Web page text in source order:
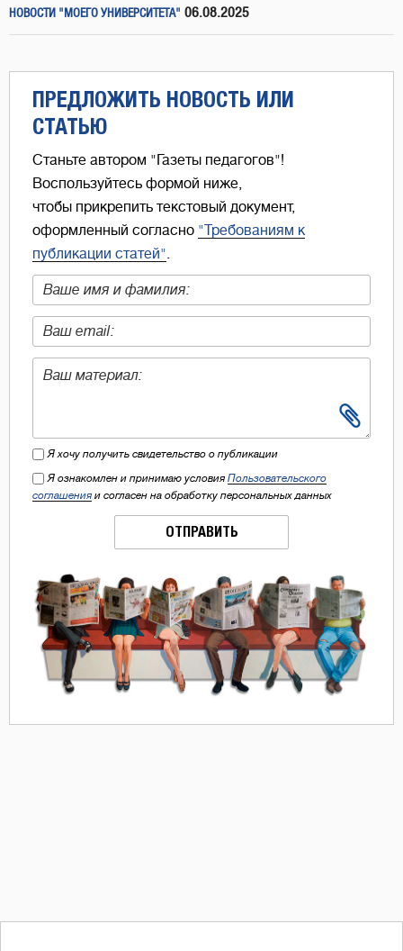
НОВОСТИ "МОЕГО УНИВЕРСИТЕТА" 06.08.2025
ПРЕДЛОЖИТЬ НОВОСТЬ ИЛИ
СТАТЬЮ
Станьте автором "Газеты педагогов"!
Воспользуйтесь формой ниже,
чтобы прикрепить текстовый документ,
оформленный согласно "Требованиям к
публикации статей".
Я хочу получить свидетельство о публикации
Я ознакомлен и принимаю условия Пользовательского
соглашения и согласен на обработку персональных данных
ОТПРАВИТЬ